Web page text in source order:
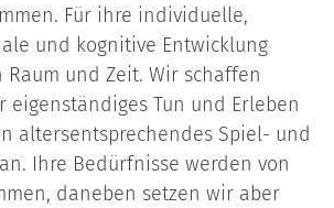
Für ihre individuelle,
und kognitive Entwicklung
und Zeit. Wir schaffen
eigenständiges Tun und Erleben
altersentsprechendes Spiel- und
Ihre Bedürfnisse werden von
daneben setzen wir aber